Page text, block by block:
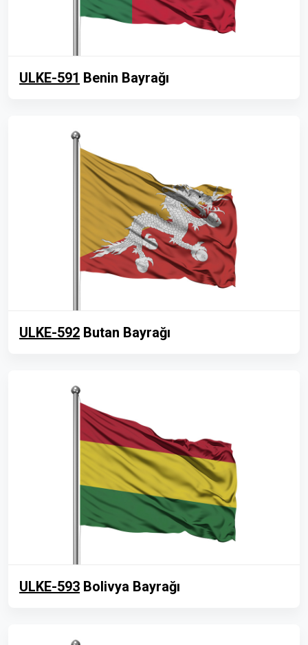
ULKE-591 Benin Bayrağı
ULKE-592 Butan Bayrağı
ULKE-593 Bolivya Bayrağı